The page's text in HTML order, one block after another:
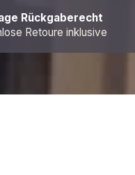
Rückgaberecht
Retoure inklusive